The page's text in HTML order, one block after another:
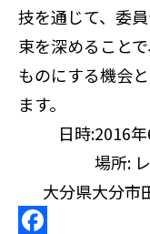
k
r
n
a
技を通じて、委
束を深めること
ものにする機会
ます。
日時:2016
場所:
大分県大分市